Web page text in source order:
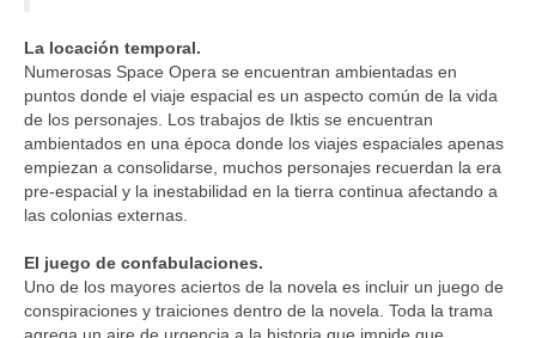
La locación temporal.
Numerosas Space Opera se encuentran ambientadas en
puntos donde el viaje espacial es un aspecto común de la vida
de los personajes. Los trabajos de Iktis se encuentran
ambientados en una época donde los viajes espaciales apenas
empiezan a consolidarse, muchos personajes recuerdan la era
pre-espacial y la inestabilidad en la tierra continua afectando a
las colonias externas.
El juego de confabulaciones.
Uno de los mayores aciertos de la novela es incluir un juego de
conspiraciones y traiciones dentro de la novela. Toda la trama